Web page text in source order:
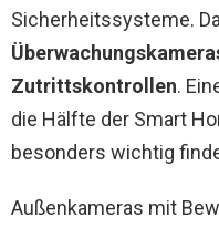
Sicherheitssysteme.
Zutrittskontrollen.
die Hälfte der Smart
besonders wichtig
Außenkameras mit